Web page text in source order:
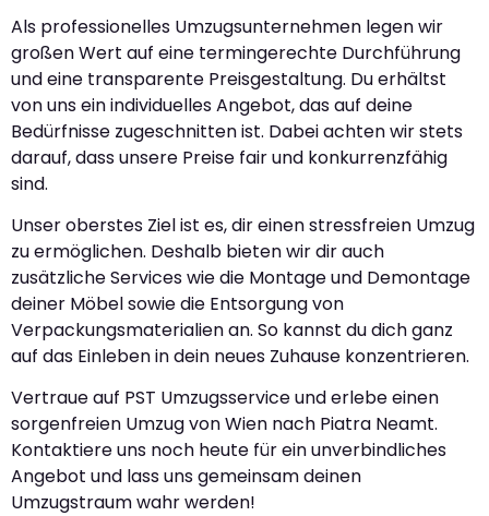
Als professionelles Umzugsunternehmen legen wir
großen Wert auf eine termingerechte Durchführung
und eine transparente Preisgestaltung. Du erhältst
von uns ein individuelles Angebot, das auf deine
Bedürfnisse zugeschnitten ist. Dabei achten wir stets
darauf, dass unsere Preise fair und konkurrenzfähig
sind.
Unser oberstes Ziel ist es, dir einen stressfreien Umzug
zu ermöglichen. Deshalb bieten wir dir auch
zusätzliche Services wie die Montage und Demontage
deiner Möbel sowie die Entsorgung von
Verpackungsmaterialien an. So kannst du dich ganz
auf das Einleben in dein neues Zuhause konzentrieren.
Vertraue auf PST Umzugsservice und erlebe einen
sorgenfreien Umzug von Wien nach Piatra Neamt.
Kontaktiere uns noch heute für ein unverbindliches
Angebot und lass uns gemeinsam deinen
Umzugstraum wahr werden!